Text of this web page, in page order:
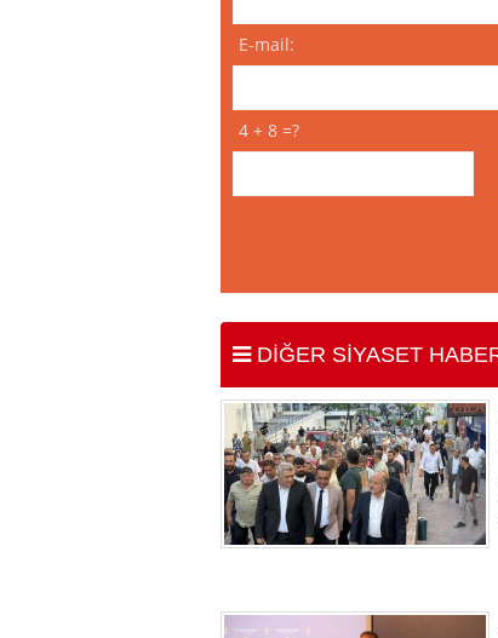
E-mail:
4 + 8 =?
DİĞER SİYASET